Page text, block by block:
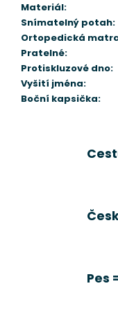
Materiál:
Snímatelný potah:
Ortopedická
Pratelné:
Protiskluzové dno:
Vyšití jména:
Boční kapsička:
Pes